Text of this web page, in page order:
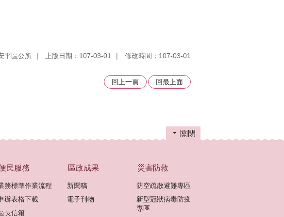
平區公所 上版日期：107-03-01 修改時間：107-03-01
回上一頁 回最上面
關閉
民服務
務標準作業流程
辦表格下載
長信箱
區政成果
新聞稿
電子刊物
災害防救
防空疏散避難專區
新型冠狀病毒防疫
專區